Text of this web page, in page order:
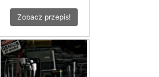
Zobacz przepis!